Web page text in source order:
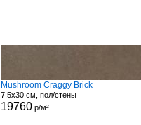
Mushroom Craggy Brick
7.5x30 см, пол/стены
19760р/м²